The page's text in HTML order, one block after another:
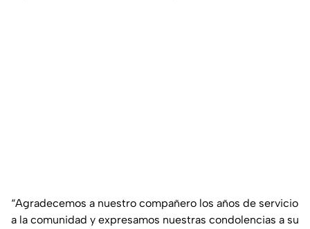
“Agradecemos a nuestro compañero los años de servicio
a la comunidad y expresamos nuestras condolencias a su